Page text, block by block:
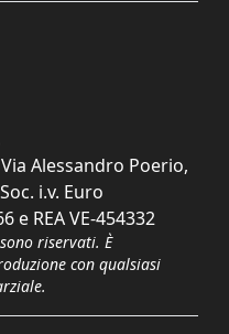
Alessandro Poerio,
i.v. Euro
e REA VE-454332
riservati. È
con qualsiasi